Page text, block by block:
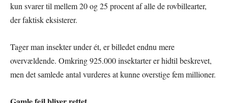
kun svarer til mellem 20 og 25 procent af alle de rovbillearter,
der faktisk eksisterer.
Tager man insekter under ét, er billedet endnu mere
overvældende. Omkring 925.000 insektarter er hidtil beskrevet,
men det samlede antal vurderes at kunne overstige fem millioner.